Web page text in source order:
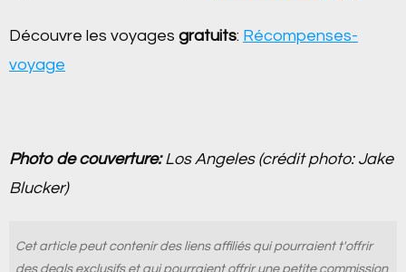
Découvre les voyages gratuits: Récompenses-
voyage
Photo de couverture:Los Angeles (crédit photo: Jake
Blucker)
Cet article peut contenir des liens affiliés qui pourraient t'offrir
des deals exclusifs et qui pourraient offrir une petite commission